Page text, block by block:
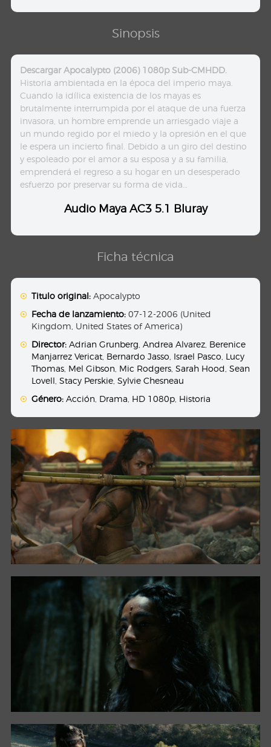
Sinopsis
Descargar Apocalypto (2006) 1080p Sub-CMHDD.
Historia ambientada en la época del imperio maya.
Cuando la idílica existencia de los mayas es
brutalmente interrumpida por el ataque de una fuerza
invasora, un hombre emprende un arriesgado viaje a
un mundo regido por el miedo y la opresión en el que
le espera un incierto final. Debido a un giro del destino
y espoleado por el amor a su esposa y a su familia,
emprenderá el regreso a su hogar en un desesperado
esfuerzo por preservar su forma de vida…
Audio Maya AC3 5.1 Bluray
Ficha técnica
Titulo original: Apocalypto
Fecha de lanzamiento: 07-12-2006 (United
Kingdom, United States of America)
Director: Adrian Grunberg ,Andrea Alvarez Berenice
Manjarrez Vericat Bernardo Jasso Israel Pasco Lucy
Thomas Mel Gibson Mic Rodgers ,Sarah Hood ,Sean
Lovell ,Stacy Perskie ,Sylvie Chesneau
Género: Acción Drama HD 1080p Historia